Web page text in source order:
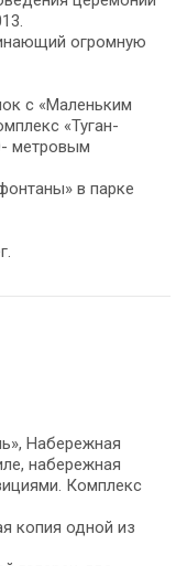
огромную
с «Маленьким
«Туган-
метровым
в парке
Набережная
набережная
Комплекс
копия одной из